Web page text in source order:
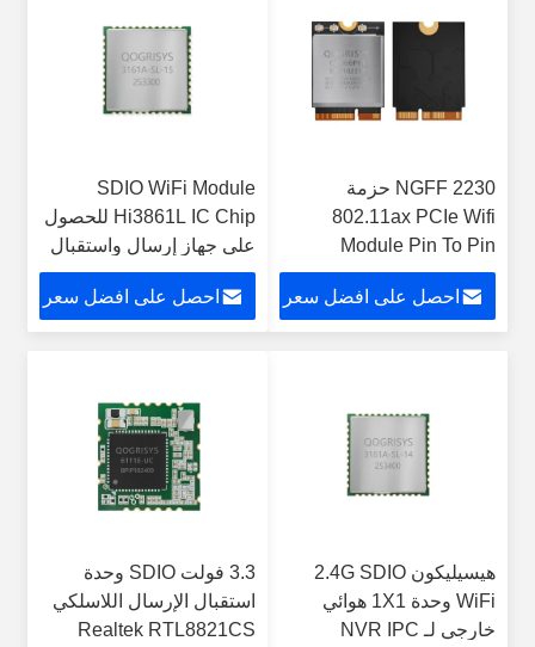
NGFF 2230 حزمة
802.11ax PCIe Wifi
Module Pin To Pin
QCA2066 وحدة لاسلكية
Wifi احصل على افضل سعر
SDIO WiFi Module
Hi3861L IC Chip للحصول
على جهاز إرسال واستقبال
بيانات لاسلكي منخفض
الطاقةاحصل على افضل سعر
هيسيليكون 2.4G SDIO
WiFi وحدة 1X1 هوائي
خارجي لـ NVR IPC
3.3 فولت SDIO وحدة
استقبال الإرسال اللاسلكي
Realtek RTL8821CS